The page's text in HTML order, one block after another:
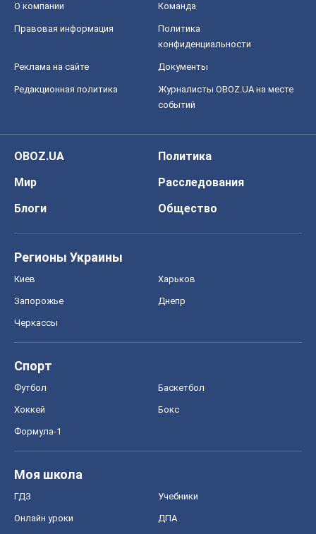
О компании Команда
Правовая информация
Политика
конфиденциальности
Реклама на сайте Документы
Редакционная политика
Журналисты OBOZ.UA на месте
событий
OBOZ.UA
Политика
Мир
Расследования
Блоги
Общество
Регионы Украины
Киев Харьков
Запорожье Днепр
Черкассы
Спорт
Футбол Баскетбол
Хоккей Бокс
Формула-1
Моя школа
ГДЗ Учебники
Онлайн уроки ДПА